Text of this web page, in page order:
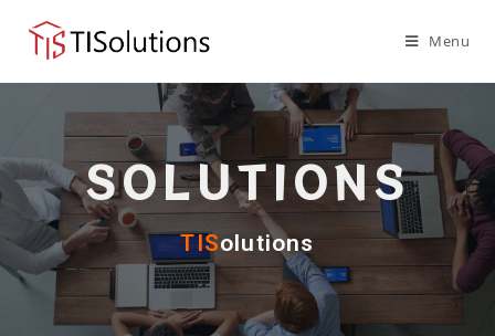
Menu
SOLUTIONS
TISolutions